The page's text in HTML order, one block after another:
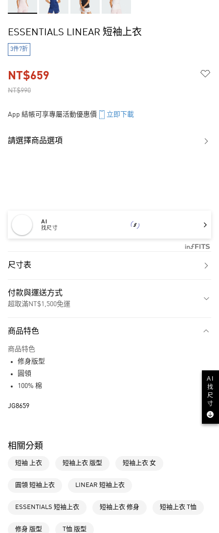
ESSENTIALS LINEAR 短袖上衣
3件7折
NT$990
NT$659
App 結帳可享專屬活動優惠價 立即下載
請選擇商品選項
AI
找尺寸
尺寸表
付款與運送方式
超取滿NT$1,500免運
LINE Pay
每筆NT$80，滿NT$1,500(含以上)免運費
付款後全家取貨
每筆NT$80，滿NT$1,500(含以上)免運費
付款後萊爾富取貨
商品特色
商品特色
修身版型
圓領
100% 棉
JG8659
相關分類
短袖 上衣 短袖上衣 版型 短袖上衣 女
圓領 短袖上衣 LINEAR 短袖上衣
ESSENTIALS 短袖上衣 短袖上衣 修身 短袖上衣 T恤
修身 版型 T恤 版型
AI
找
尺
寸